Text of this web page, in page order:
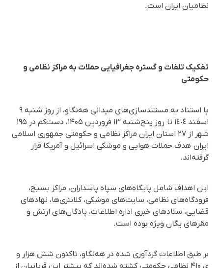
نظامیان ایران است.
تفکیک تلفات و گستره جغرافیایی حملات به مراکز نظامی و
حکومتی
با استناد به مستندسازی‌های میدانی هه‌نگاو، از روز شنبه ٩
اسفند ١٤٠٤ تا روز پنج‌شنبه ۱۳ فروردین ۱۴۰۵، دست‌کم در ۱۹۵
شهر از ۲۷ استان ایران مراکز نظامی و حکومتی جمهوری اسلامی
ایران هدف حملات هوایی و موشکی اسرائیل و آمریکا قرار
گرفته‌اند.
این اهداف شامل پایگاه‌های سپاه پاسداران، مراکز بسیج،
فرودگاه‌های نظامی، سایت‌های موشکی، کلانتری‌ها، نهادهای
قضایی، ستادهای خبری اداره اطلاعات، پادگان‌های ارتش و
مقرهای یگان ویژه بوده‌ است.
بر طبق اطلاعات گردآوری شده در هه‌نگاو، تاکنون شش هزار و